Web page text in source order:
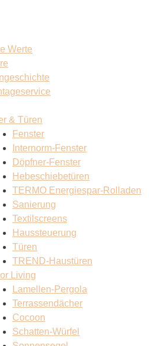
Werte
& Türen
Fenster
Internorm-Fenster
Döpfner-Fenster
Hebeschiebetüren
TERMO Energiespar-Rolladen
Sanierung
Textilscreens
Haussteuerung
Türen
TREND-Haustüren
Living
Lamellen-Pergola
Terrassendächer
Cocoon
Schatten-Würfel